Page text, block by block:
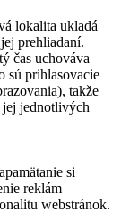
lokalita ukladá
prehliadaní.
čas uchováva
sú prihlasovacie
takže
jednotlivých
si
reklám
webstránok.